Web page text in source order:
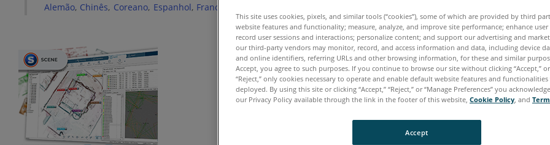
Alemão Chinês Coreano Espanhol Francês
This site uses cookies, pixels, and similar tools (“cookies”), some of which are provided by third
website features and functionality; measure, analyze, and improve site performance; enhance user
record user sessions and interactions; personalize content; and support our advertising and
our third-party vendors may monitor, record, and access information and data, including device
and online identifiers, referring URLs and other browsing information, for these and similar
Accept, you agree to such purposes. If you continue to browse our site without clicking “Accept,”
“Reject,” only cookies necessary to operate and enable default website features and
deployed. By using this site or clicking “Accept,” “Reject,” or “Manage Preferences” you
our Privacy Policy available through the link in the footer of this website, Cookie Policy, and
Accept